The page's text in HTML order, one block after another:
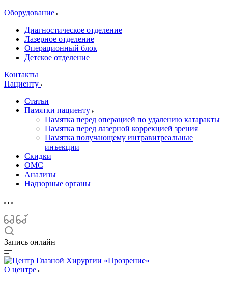
Оборудование
Диагностическое отделение
Лазерное отделение
Операционный блок
Детское отделение
Контакты
Пациенту
Статьи
Памятки пациенту
Памятка перед операцией по удалению катаракты
Памятка перед лазерной коррекцией зрения
Памятка получающему интравитреальные
инъекции
Скидки
ОМС
Анализы
Надзорные органы
Запись онлайн
О центре